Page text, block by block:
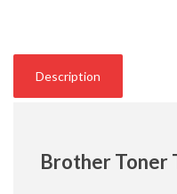
Description
Brother Toner